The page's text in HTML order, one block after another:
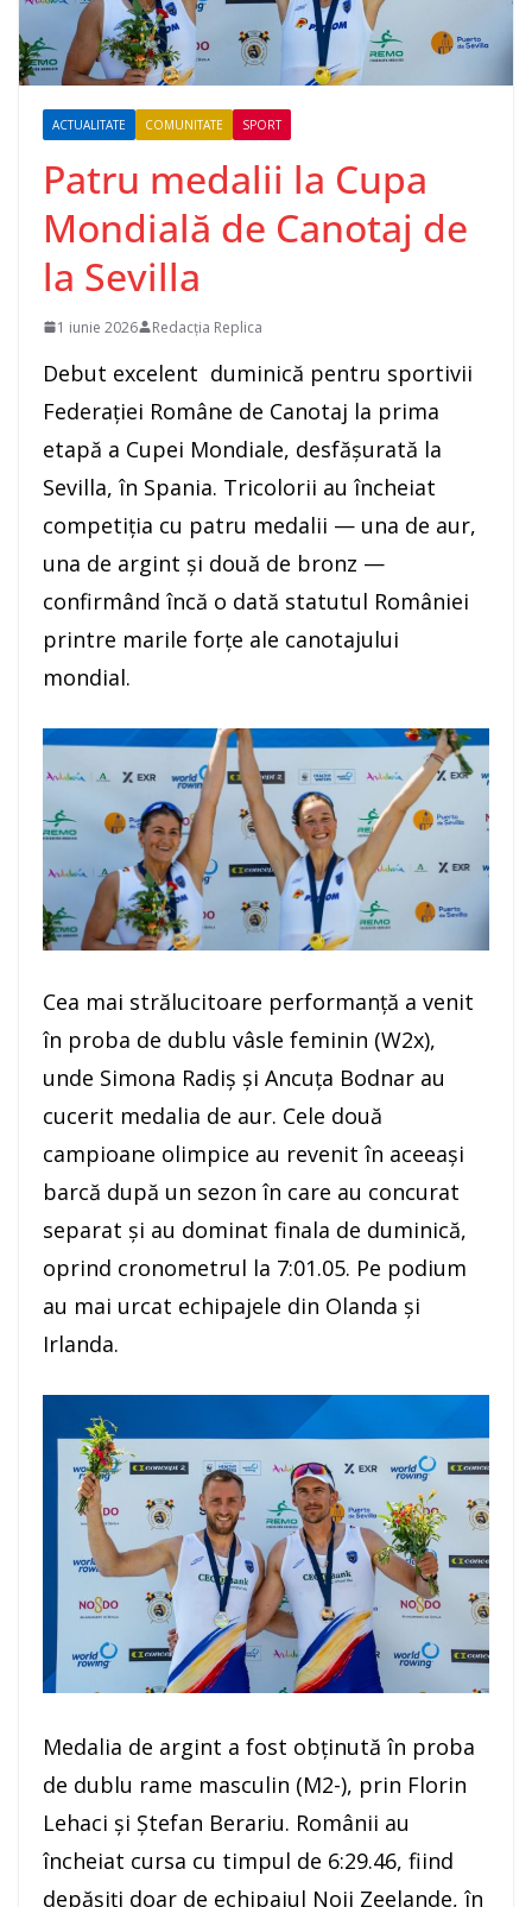
ACTUALITATE COMUNITATE SPORT
Patru medalii la Cupa
Mondială de Canotaj de
la Sevilla
1 iunie 2026 Redacția Replica
Debut excelent duminică pentru sportivii
Federației Române de Canotaj la prima
etapă a Cupei Mondiale, desfășurată la
Sevilla, în Spania. Tricolorii au încheiat
competiția cu patru medalii — una de aur,
una de argint și două de bronz —
confirmând încă o dată statutul României
printre marile forțe ale canotajului
mondial.
Cea mai strălucitoare performanță a venit
în proba de dublu vâsle feminin (W2x),
unde Simona Radiș și Ancuța Bodnar au
cucerit medalia de aur. Cele două
campioane olimpice au revenit în aceeași
barcă după un sezon în care au concurat
separat și au dominat finala de duminică,
oprind cronometrul la 7:01.05. Pe podium
au mai urcat echipajele din Olanda și
Irlanda.
Medalia de argint a fost obținută în proba
de dublu rame masculin (M2-), prin Florin
Lehaci și Ștefan Berariu. Românii au
încheiat cursa cu timpul de 6:29.46, fiind
depășiți doar de echipajul Noii Zeelande, în